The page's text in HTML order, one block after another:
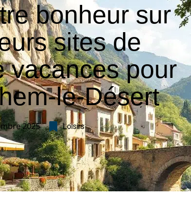
bonheur sur
sites de
vacances pour
le-Désert
2025 Loisirs